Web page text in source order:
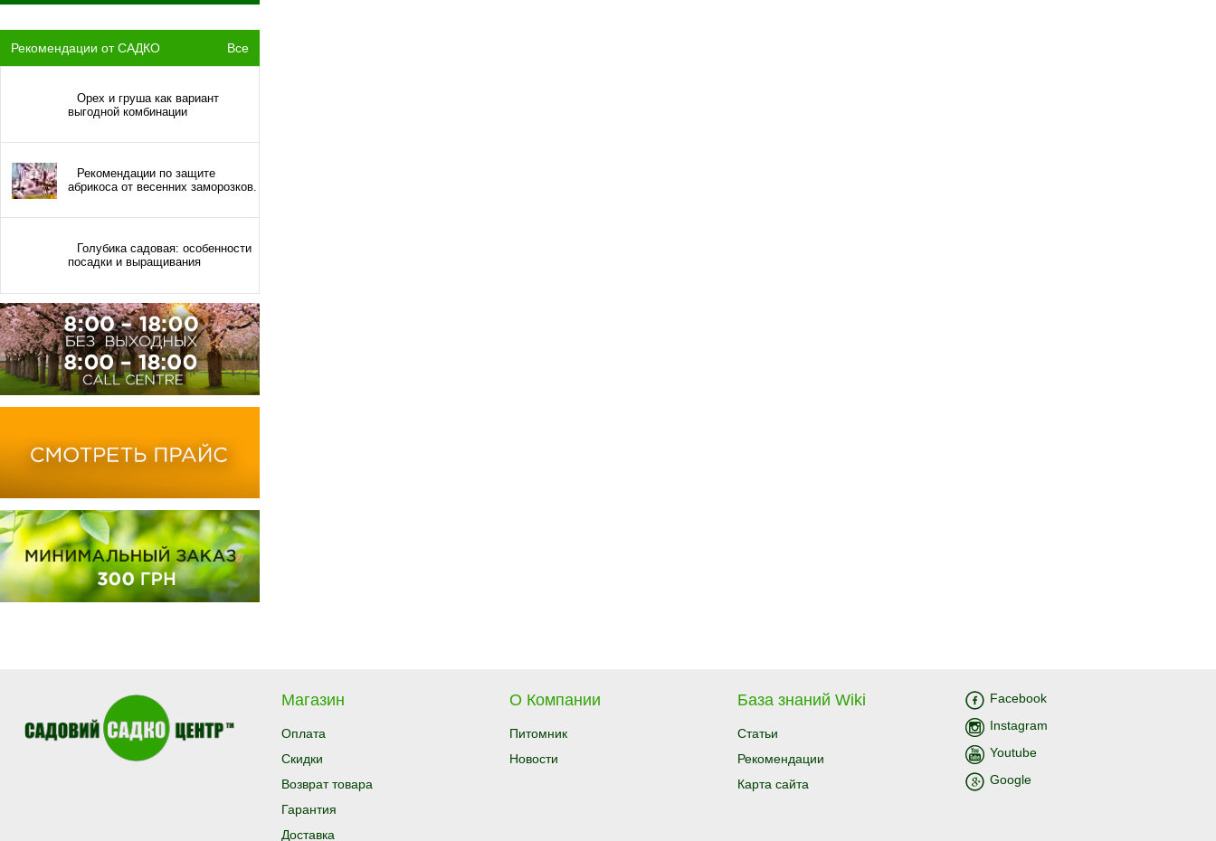
Рекомендации от САДКО Все
Орех и груша как вариант
выгодной комбинации
Рекомендации по защите
абрикоса от весенних заморозков.
Голубика садовая: особенности
посадки и выращивания
Магазин
Оплата
Скидки
Возврат товара
Гарантия
Доставка
О Компании
Питомник
Новости
База знаний Wiki
Статьи
Рекомендации
Карта сайта
Facebook
Instagram
Youtube
Google